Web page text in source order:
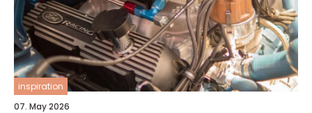
inspiration
07. May 2026